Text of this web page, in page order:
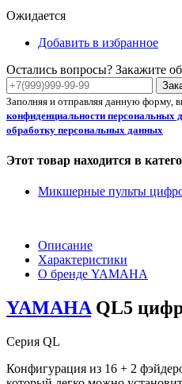
Ожидается
Добавить в избранное
Остались вопросы? Закажите
Заполняя и отправляя данную форму,
конфиденциальности персональных
обработку персональных данных
Этот товар находится в
Микшерные пульты
Описание
Характеристики
О бренде YAMAHA
YAMAHAQL5
Серия QL
Конфигурация из 16 + 2